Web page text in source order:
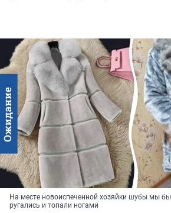
На месте новоиспеченной хозяйки шубы мы
ругались и топали ногами